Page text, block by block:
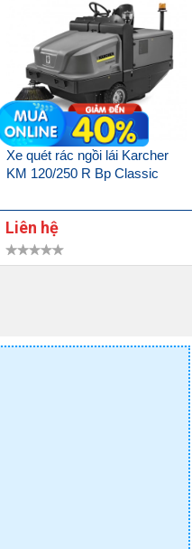
Xe quét rác ngồi lái Karcher
KM 120/250 R Bp Classic
Liên hệ